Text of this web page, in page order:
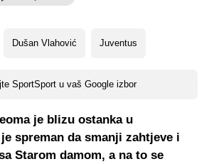
Dušan Vlahović Juventus
SportSport u vaš Google izbor
je blizu ostanka u
spreman da smanji zahtjeve i
Starom damom, a na to se